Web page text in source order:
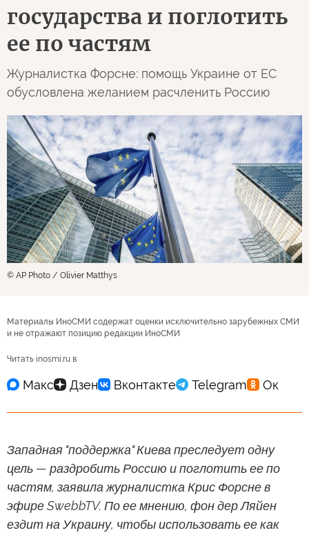
государства и поглотить
ее по частям
Журналистка Форсне: помощь Украине от ЕС
обусловлена желанием расчленить Россию
© AP Photo / Olivier Matthys
Материалы ИноСМИ содержат оценки исключительно зарубежных СМИ
и не отражают позицию редакции ИноСМИ
Читать inosmi.ru в
Западная "поддержка" Киева преследует одну
цель — раздробить Россию и поглотить ее по
частям, заявила журналистка Крис Форсне в
эфире SwebbTV. По ее мнению, фон дер Ляйен
ездит на Украину, чтобы использовать ее как